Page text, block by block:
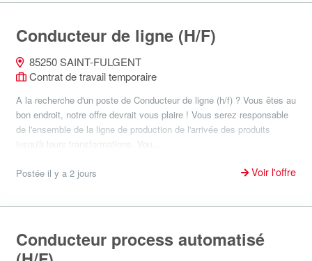
Conducteur de ligne (H/F)
85250 SAINT-FULGENT
Contrat de travail temporaire
A la recherche d'un poste de Conducteur de ligne (h/f) ? Vous êtes au
bon endroit, notre offre devrait vous plaire ! Vous serez responsable
de l'ensemble de la ligne de production de l'arrivée des produits
jusqu'à leurs transformations. Vou...
Postée il y a 2 jours Voir l'offre
Conducteur process automatisé